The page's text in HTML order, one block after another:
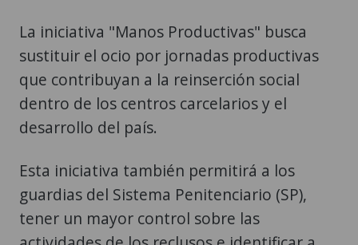
La iniciativa "Manos Productivas" busca
sustituir el ocio por jornadas productivas
que contribuyan a la reinserción social
dentro de los centros carcelarios y el
desarrollo del país.
Esta iniciativa también permitirá a los
guardias del Sistema Penitenciario (SP),
tener un mayor control sobre las